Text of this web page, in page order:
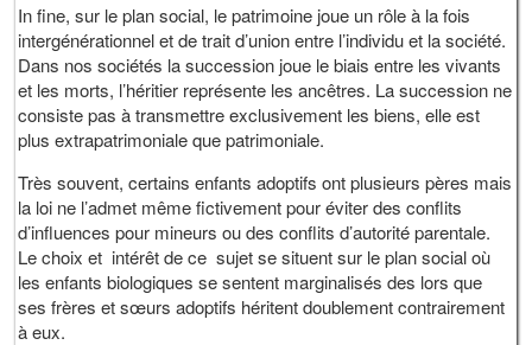
In fine, sur le plan social, le patrimoine joue un rôle à la fois
intergénérationnel et de trait d’union entre l’individu et la société.
Dans nos sociétés la succession joue le biais entre les vivants
et les morts, l’héritier représente les ancêtres. La succession ne
consiste pas à transmettre exclusivement les biens, elle est
plus extrapatrimoniale que patrimoniale.
Très souvent, certains enfants adoptifs ont plusieurs pères mais
la loi ne l’admet même fictivement pour éviter des conflits
d’influences pour mineurs ou des conflits d’autorité parentale.
Le choix et intérêt de ce sujet se situent sur le plan social où
les enfants biologiques se sentent marginalisés des lors que
ses frères et sœurs adoptifs héritent doublement contrairement
à eux.